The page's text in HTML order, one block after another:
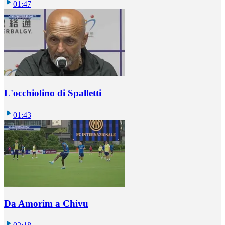
01:47
L'occhiolino di Spalletti
01:43
Da Amorim a Chivu